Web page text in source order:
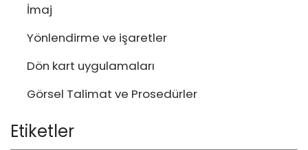
İmaj
Yönlendirme ve işaretler
Dön kart uygulamaları
Görsel Talimat ve Prosedürler
Etiketler